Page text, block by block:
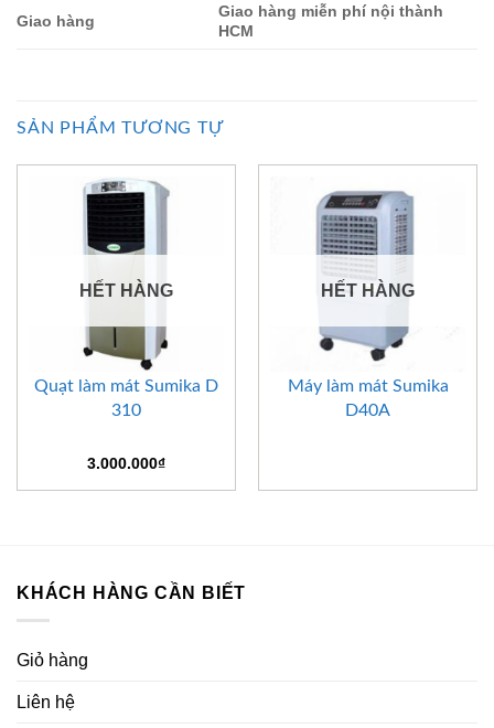
Giao hàng
Giao hàng miễn phí nội thành
HCM
SẢN PHẨM TƯƠNG TỰ
HẾT HÀNG
Quạt làm mát Sumika D
310
3.000.000₫
HẾT HÀNG
Máy làm mát Sumika
D40A
KHÁCH HÀNG CẦN BIẾT
Giỏ hàng
Liên hệ